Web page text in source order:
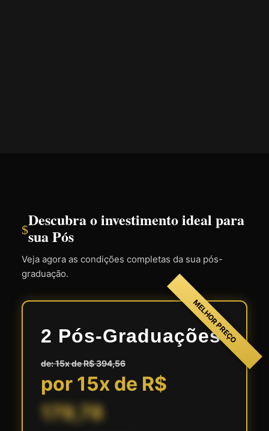
$Descubra o investimento ideal para
sua Pós
Veja agora as condições completas da sua pós-
graduação.
MELHOR PREÇO
2 Pós-Graduações
de: 15x de R$ 394,56
por 15x de R$
179,78